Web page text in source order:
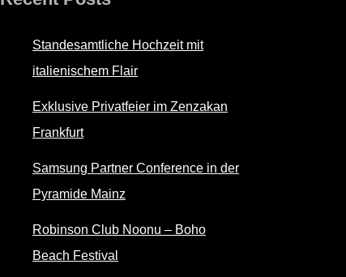
Standesamtliche Hochzeit mit
italienischem Flair
Exklusive Privatfeier im Zenzakan
Frankfurt
Samsung Partner Conference in der
Pyramide Mainz
Robinson Club Noonu – Boho
Beach Festival